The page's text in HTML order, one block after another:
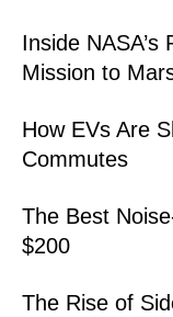
Inside
Mission to
How EVs Are
Commutes
The Best
$200
The Rise of